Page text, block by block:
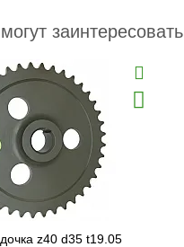
заинтересовать
z40 d35 t19.05